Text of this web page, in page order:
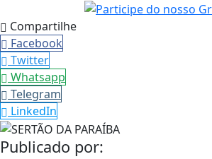
Compartilhe
Facebook
Twitter
Whatsapp
Telegram
LinkedIn
Publicado por: